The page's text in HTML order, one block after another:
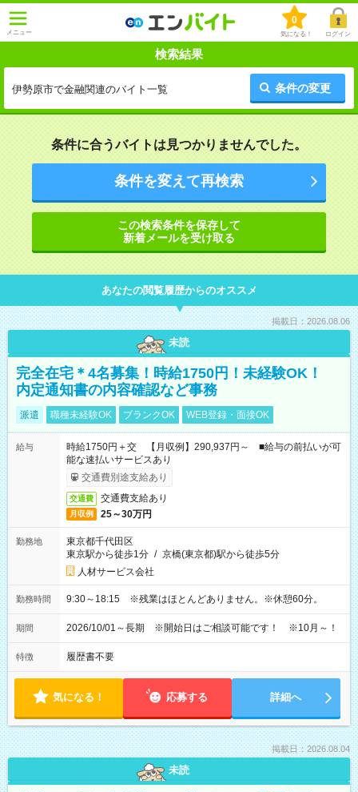
メニュー
0
気になる！ ログイン
検索結果
伊勢原市で金融関連のバイト一覧 条件の変更
条件に合うバイトは見つかりませんでした。
条件を変えて再検索
この検索条件を保存して
新着メールを受け取る
あなたの閲覧履歴からのオススメ
掲載日：2026.08.06
未読
完全在宅＊4名募集！時給1750円！未経験OK！
内定通知書の内容確認など事務
派遣 職種未経験OK ブランクOK WEB登録・面接OK
給与
時給1750円＋交 【月収例】290,937円～ ■給与の前払いが可
能な速払いサービスあり
交通費別途支給あり
交通費 交通費支給あり
月収例 25～30万円
勤務地
東京都千代田区
東京駅から徒歩1分 / 京橋(東京都)駅から徒歩5分
人材サービス会社
勤務時間 9:30～18:15 ※残業はほとんどありません。※休憩60分。
期間 2026/10/01～長期 ※開始日はご相談可能です！ ※10月～！
特徴 履歴書不要
気になる！ 応募する 詳細へ
掲載日：2026.08.04
未読